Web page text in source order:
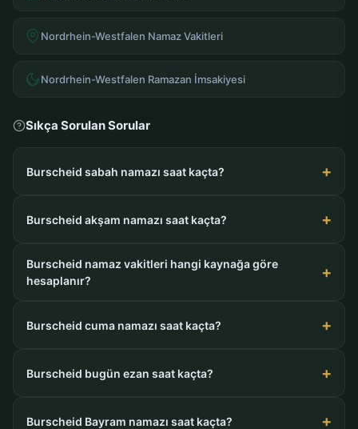
Nordrhein-Westfalen Namaz Vakitleri
Nordrhein-Westfalen Ramazan İmsakiyesi
Sıkça Sorulan Sorular
Burscheid sabah namazı saat kaçta?
Burscheid akşam namazı saat kaçta?
Burscheid namaz vakitleri hangi kaynağa göre
hesaplanır?
Burscheid cuma namazı saat kaçta?
Burscheid bugün ezan saat kaçta?
Burscheid Bayram namazı saat kaçta?